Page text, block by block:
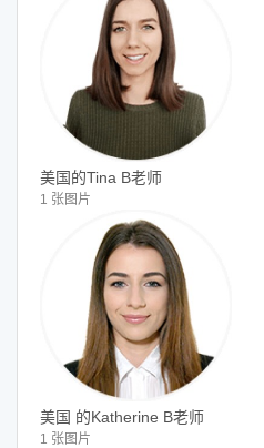
美国的Tina B老师
1 张图片
美国 的Katherine B老师
1 张图片